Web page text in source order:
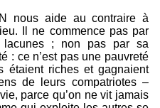
nous aide au contraire à
Il ne commence pas par
; non pas par sa
: ce n’est pas une pauvreté
étaient riches et gagnaient
de leurs compatriotes –
parce qu’on ne vit jamais